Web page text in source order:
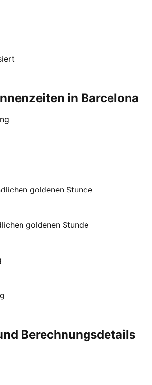
in Barcelona
goldenen Stunde
goldenen Stunde
Berechnungsdetails